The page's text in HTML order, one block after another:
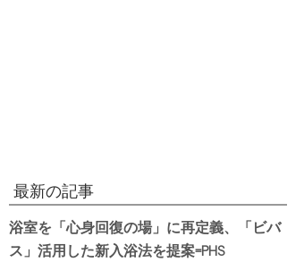
最新の記事
浴室を「心身回復の場」に再定義、「ビバ
ス」活用した新入浴法を提案=PHS